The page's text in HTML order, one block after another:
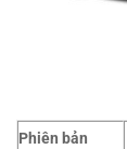
Phiên bản